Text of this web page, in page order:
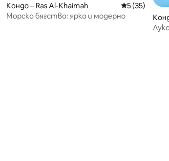
4,63 от 5, 16 отзива
Кондо – Ras Al-Khaimah Средна
5 (35)
Морско бягство: ярко и модерно